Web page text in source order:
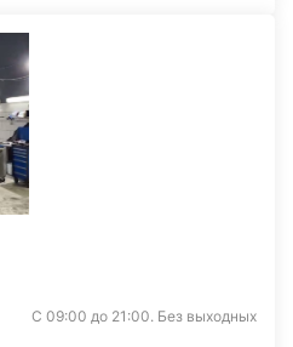
С 09:00 до 21:00. Без выходных